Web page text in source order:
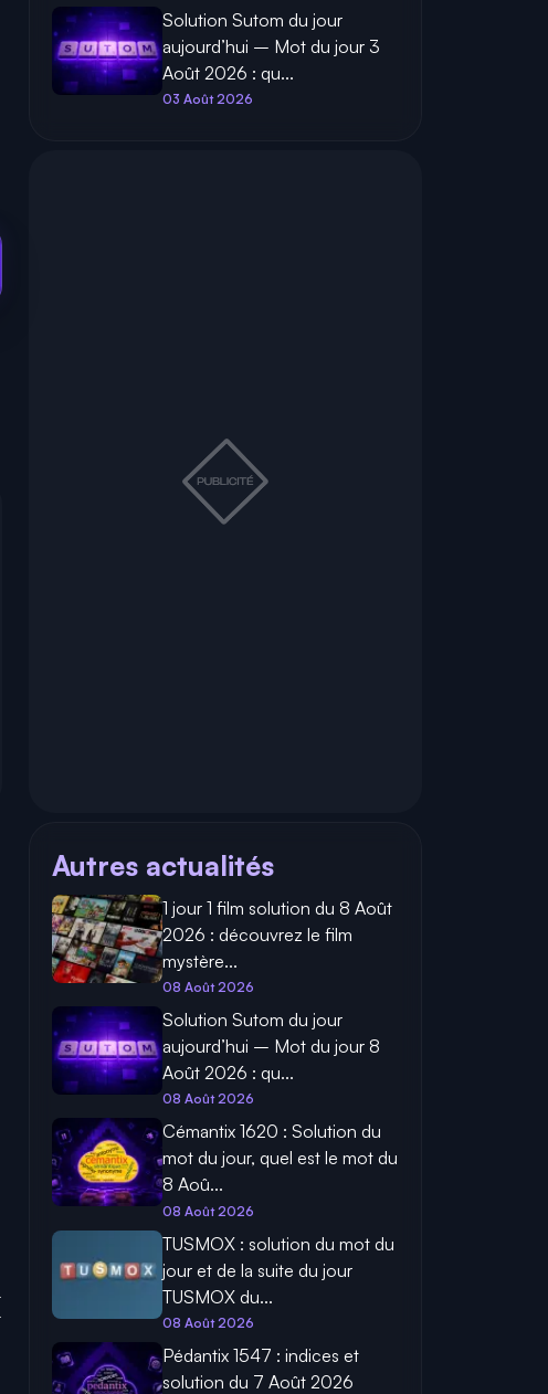
Solution Sutom du jour
aujourd’hui – Mot du jour 3
Août 2026 : qu...
03 Août 2026
Autres actualités
1 jour 1 film solution du 8 Août
2026 : découvrez le film
mystère...
08 Août 2026
Solution Sutom du jour
aujourd’hui – Mot du jour 8
Août 2026 : qu...
08 Août 2026
Cémantix 1620 : Solution du
mot du jour, quel est le mot du
8 Aoû...
08 Août 2026
TUSMOX : solution du mot du
jour et de la suite du jour
TUSMOX du...
08 Août 2026
Pédantix 1547 : indices et
solution du 7 Août 2026